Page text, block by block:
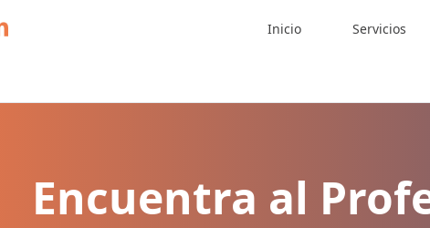
Inicio Servicios
Encuentra al